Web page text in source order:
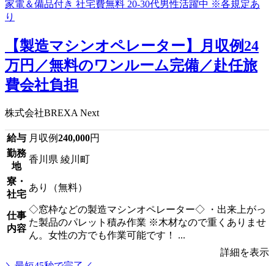
【製造マシンオペレーター】月収例24
万円／無料のワンルーム完備／赴任旅
費会社負担
株式会社BREXA Next
給与 月収例240,000円
勤務
地
香川県 綾川町
寮・
社宅
あり（無料）
仕事
内容
◇窓枠などの製造マシンオペレーター◇ ・出来上がっ
た製品のパレット積み作業 ※木材なので重くありませ
ん。女性の方でも作業可能です！ ...
詳細を表示